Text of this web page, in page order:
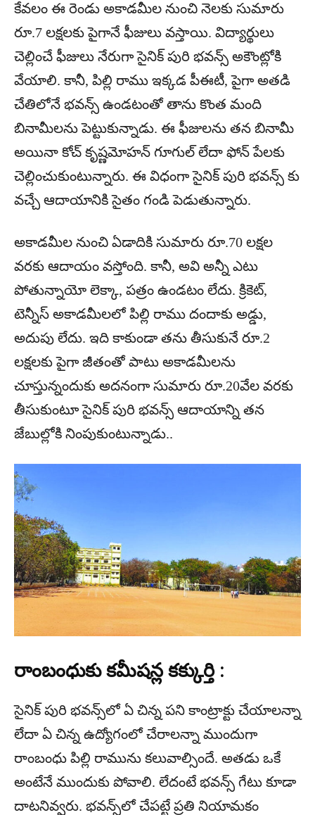
కేవలం ఈ రెండు అకాడమీల నుంచి నెలకు సుమారు
రూ.7 లక్షలకు పైగానే ఫీజులు వస్తాయి. విద్యార్థులు
చెల్లించే ఫీజులు నేరుగా సైనిక్ పురి భవన్స్ అకౌంట్లోకి
వేయాలి. కానీ, పిల్లి రాము ఇక్కడ పీఈటీ, పైగా అతడి
చేతిలోనే భవన్స్ ఉండటంతో తాను కొంత మంది
బినామీలను పెట్టుకున్నాడు. ఈ ఫీజులను తన బినామీ
అయినా కోచ్ కృష్ణమోహన్ గూగుల్ లేదా ఫోన్ పేలకు
చెల్లించుకుంటున్నారు. ఈ విధంగా సైనిక్ పురి భవన్స్ కు
వచ్చే ఆదాయానికి సైతం గండి పెడుతున్నారు.
అకాడమీల నుంచి ఏడాదికి సుమారు రూ.70 లక్షల
వరకు ఆదాయం వస్తోంది. కానీ, అవి అన్నీ ఎటు
పోతున్నాయో లెక్కా, పత్రం ఉండటం లేదు. క్రికెట్,
టెన్నీస్ అకాడమీలలో పిల్లి రాము దందాకు అడ్డు,
అదుపు లేదు. ఇది కాకుండా తను తీసుకునే రూ.2
లక్షలకు పైగా జీతంతో పాటు అకాడమీలను
చూస్తున్నందుకు అదనంగా సుమారు రూ.20వేల వరకు
తీసుకుంటూ సైనిక్ పురి భవన్స్ ఆదాయాన్ని తన
జేబుల్లోకి నింపుకుంటున్నాడు..
రాంబంధుకు కమీషన్ల కక్కుర్తి :
సైనిక్ పురి భవన్స్‌లో ఏ చిన్న పని కాంట్రాక్టు చేయాలన్నా
లేదా ఏ చిన్న ఉద్యోగంలో చేరాలన్నా ముందుగా
రాంబంధు పిల్లి రామును కలువాల్సిందే. అతడు ఒకే
అంటేనే ముందుకు పోవాలి. లేదంటే భవన్స్ గేటు కూడా
దాటనివ్వరు. భవన్స్‌లో చేపట్టే ప్రతి నియామకం